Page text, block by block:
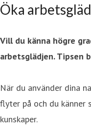
Öka
Vill du känna högre
arbetsglädjen. Tipsen
När du använder dina
flyter på och du
kunskaper.